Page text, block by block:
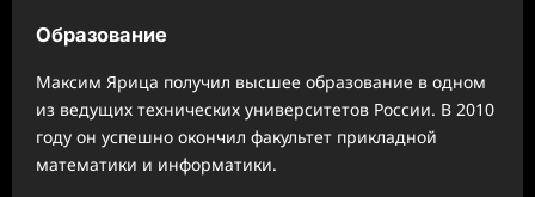
Образование
Максим Ярица получил высшее образование в одном
из ведущих технических университетов России. В 2010
году он успешно окончил факультет прикладной
математики и информатики.